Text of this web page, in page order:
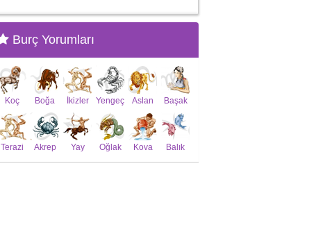
Burç Yorumları
Koç Boğa İkizler Yengeç Aslan Başak
Terazi Akrep Yay Oğlak Kova Balık